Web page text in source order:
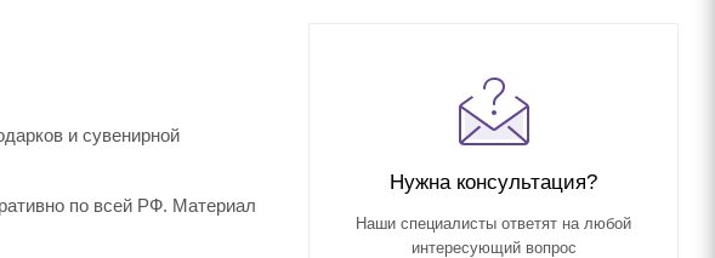
и сувенирной
по всей РФ. Материал
Нужна консультация?
Наши специалисты ответят на любой
интересующий вопрос